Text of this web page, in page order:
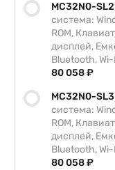
MC32N0-
система:
ROM,
дисплей,
Bluetooth,
80 058 ₽
MC32N0-
система:
ROM,
дисплей,
Bluetooth,
80 058 ₽